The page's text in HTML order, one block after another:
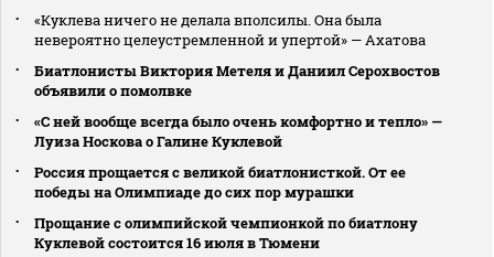
«Куклева ничего не делала вполсилы. Она была
невероятно целеустремленной и упертой» — Ахатова
Биатлонисты Виктория Метеля и Даниил Серохвостов
объявили о помолвке
«С ней вообще всегда было очень комфортно и тепло» —
Луиза Носкова о Галине Куклевой
Россия прощается с великой биатлонисткой. От ее
победы на Олимпиаде до сих пор мурашки
Прощание с олимпийской чемпионкой по биатлону
Куклевой состоится 16 июля в Тюмени